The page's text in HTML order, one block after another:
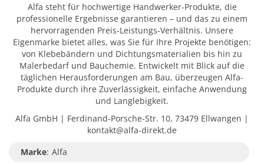
Alfa steht für hochwertige Handwerker-Produkte, die
professionelle Ergebnisse garantieren – und das zu einem
hervorragenden Preis-Leistungs-Verhältnis. Unsere
Eigenmarke bietet alles, was Sie für Ihre Projekte benötigen:
von Klebebändern und Dichtungsmaterialien bis hin zu
Malerbedarf und Bauchemie. Entwickelt mit Blick auf die
täglichen Herausforderungen am Bau, überzeugen Alfa-
Produkte durch ihre Zuverlässigkeit, einfache Anwendung
und Langlebigkeit.
Alfa GmbH | Ferdinand-Porsche-Str. 10, 73479 Ellwangen |
kontakt@alfa-direkt.de
Marke: Alfa